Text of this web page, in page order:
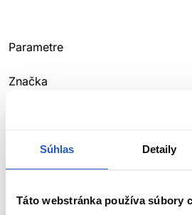
Súhlas Detaily
Táto webstránka používa súbory
Parametre
Značka